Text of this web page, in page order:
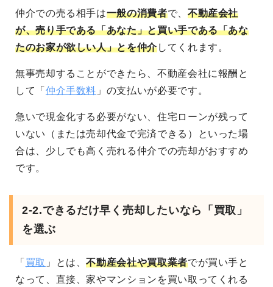
仲介での売る相手は一般の消費者で、 不動産会社
が、売り手である「あなた」と買い手である「あな
たのお家が欲しい人」とを仲介してくれます。
無事売却することができたら、不動産会社に報酬と
して「 仲介手数料 」の支払いが必要です。
急いで現金化する必要がない、住宅ローンが残って
いない（または売却代金で完済できる）といった場
合は、少しでも高く売れる仲介での売却がおすすめ
です。
2-2.できるだけ早く売却したいなら「買取」
を選ぶ
「 買取 」とは、不動産会社や買取業者でが買い手と
なって、直接、家やマンションを買い取ってくれる